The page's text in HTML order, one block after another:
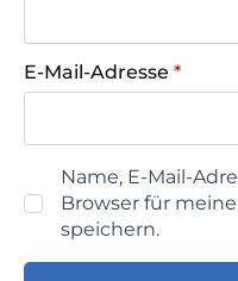
E-Mail-Adresse *
Name, E-Mail-
Browser für
speichern.